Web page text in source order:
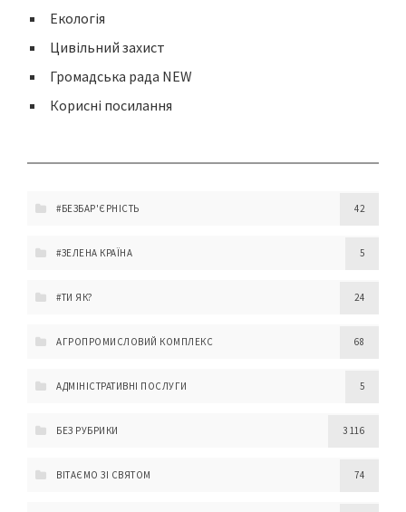
Екологія
Цивільний захист
Громадська рада NEW
Корисні посилання
#БЕЗБАР'ЄРНІСТЬ 42
#ЗЕЛЕНА КРАЇНА 5
#ТИ ЯК? 24
АГРОПРОМИСЛОВИЙ КОМПЛЕКС 68
АДМІНІСТРАТИВНІ ПОСЛУГИ 5
БЕЗ РУБРИКИ 3 116
ВІТАЄМО ЗІ СВЯТОМ 74